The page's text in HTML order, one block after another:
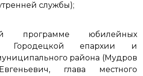
службы);
программе юбилейных
Городецкой епархии и
района (Мудров
глава местного